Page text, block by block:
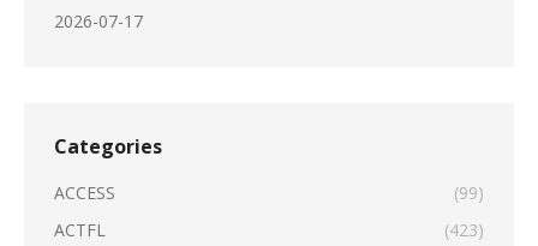
2026-07-17
Categories
ACCESS
(99)
ACTFL
(423)